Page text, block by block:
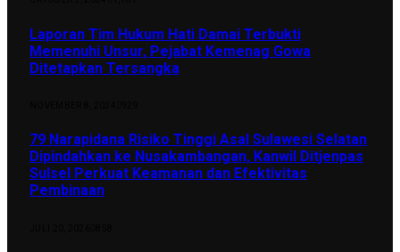
Laporan Tim Hukum Hati Damai Terbukti
Memenuhi Unsur, Pejabat Kemenag Gowa
Ditetapkan Tersangka
79 Narapidana Risiko Tinggi Asal Sulawesi Selatan
Dipindahkan ke Nusakambangan, Kanwil Ditjenpas
Sulsel Perkuat Keamanan dan Efektivitas
Pembinaan